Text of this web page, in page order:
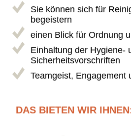
Sie können sich für
begeistern
einen Blick für Ordnung
Einhaltung der Hygiene-
Sicherheitsvorschriften
Teamgeist, Engagement
DAS BIETEN WIR